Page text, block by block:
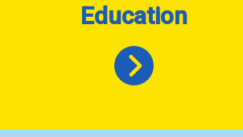
Education